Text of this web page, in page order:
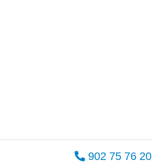
902 75 76 20